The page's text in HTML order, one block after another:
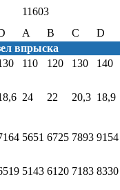
11603
A B C
D
впрыска
110 120 130
140
24 22 20,3 18,9
5651 6725 7893 9154
5143 6120 7183 8330